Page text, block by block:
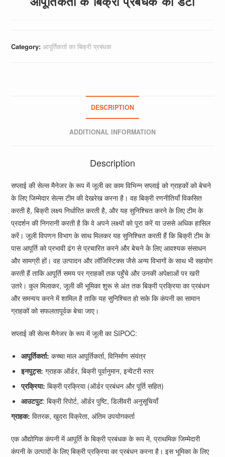
Category:आपूर्तिकर्ता का बिक्री प्रबंधक
DESCRIPTION
ADDITIONAL INFORMATION
Description
सप्लाई की सेल्स मैनेजर के रूप में जूली का काम विभिन्न सप्लाई को ग्राहकों को बेचने
के लिए जिम्मेदार सेल्स टीम की देखरेख करना है। वह बिक्री रणनीतियाँ विकसित
करती है, बिक्री लक्ष्य निर्धारित करती है, और यह सुनिश्चित करने के लिए टीम के
प्रदर्शन की निगरानी करती है कि वे अपने लक्ष्यों को पूरा करें या उससे अधिक हासिल
करें। जूली विपणन विभाग के साथ मिलकर यह सुनिश्चित करती हैं कि बिक्री टीम के
पास आपूर्ति को प्रभावी ढंग से प्रचारित करने और बेचने के लिए आवश्यक संसाधन
और सामग्री हों। वह उत्पादन और लॉजिस्टिक्स जैसे अन्य विभागों के साथ भी सहयोग
करती हैं ताकि आपूर्ति समय पर ग्राहकों तक पहुँचे और उनकी अपेक्षाओं पर खरी
उतरे। कुल मिलाकर, जूली की भूमिका शुरू से अंत तक बिक्री प्रक्रिया का प्रबंधन
और समन्वय करने में शामिल है ताकि यह सुनिश्चित हो सके कि कंपनी का सामान
ग्राहकों को सफलतापूर्वक बेचा जाए।
सप्लाई की सेल्स मैनेजर के रूप में जूली का SIPOC:
आपूर्तिकर्ता: कच्चा माल आपूर्तिकर्ता, विनिर्माण संयंत्र
इनपुट्स: ग्राहक ऑर्डर, बिक्री पूर्वानुमान, इन्वेंटरी स्तर
प्रक्रिया: बिक्री प्रक्रिया (ऑर्डर प्रबंधन और पूर्ति सहित)
आउटपुट: बिक्री रिपोर्ट, ऑर्डर पुष्टि, डिलीवरी अनुसूचियाँ
ग्राहक: वितरक, खुदरा विक्रेता, अंतिम उपयोगकर्ता
एक औद्योगिक कंपनी में आपूर्ति के बिक्री प्रबंधक के रूप में, प्राथमिक जिम्मेदारी
कंपनी के उत्पादों के लिए बिक्री प्रक्रिया का प्रबंधन करना है। इस भूमिका के लिए